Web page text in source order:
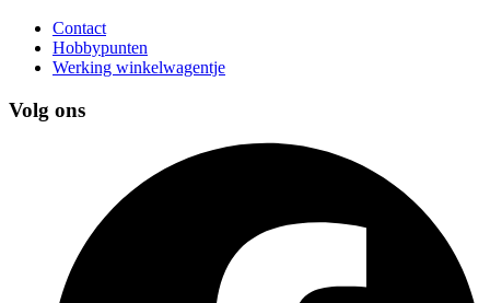
Contact
Hobbypunten
Werking winkelwagentje
Volg ons